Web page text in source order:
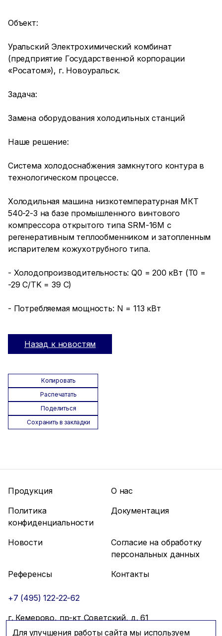
Объект:
Уральский Электрохимический комбинат
(предприятие Государственной корпорации
«Росатом»), г. Новоуральск.
Задача:
Замена оборудования холодильных станций
Наше решение:
Система холодоснабжения замкнутого контура в
технологическом процессе.
Холодильная машина низкотемпературная МКТ
540-2-3 на базе промышленного винтового
компрессора открытого типа SRM-16М с
регенеративным теплообменником и затопленным
испарителем кожухотрубного типа.
- Холодопроизводительность: Q0 = 200 кВт (T0 =
-29 C/TK = 39 C)
- Потребляемая мощность: N = 113 кВт
Назад к новостям
Копировать
Распечатать
Поделиться
Сохранить в закладки
Для улучшения работы сайта мы используем
Продукция
О нас
Политика
конфиденциальности
Документация
Новости
Согласие на обработку
персональных данных
Референсы
Контакты
+7 (495) 122-22-62
г. Кемерово, пр-кт Советский, д. 61